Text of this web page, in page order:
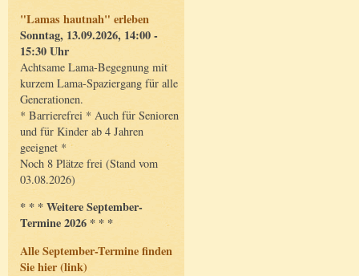
"Lamas hautnah" erleben
Sonntag, 13.09.2026, 14:00 -
15:30 Uhr
Achtsame Lama-Begegnung mit
kurzem Lama-Spaziergang für alle
Generationen.
* Barrierefrei * Auch für Senioren
und für Kinder ab 4 Jahren
geeignet *
Noch 8 Plätze frei (Stand vom
03.08.2026)
* * * Weitere September-
Termine 2026 * * *
Alle September-Termine finden
Sie hier (link)